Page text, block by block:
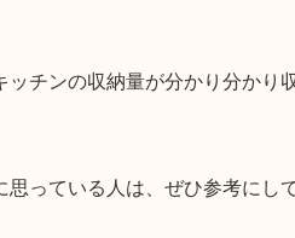
チンの収納量が分かり分かり
っている人は、ぜひ参考にし